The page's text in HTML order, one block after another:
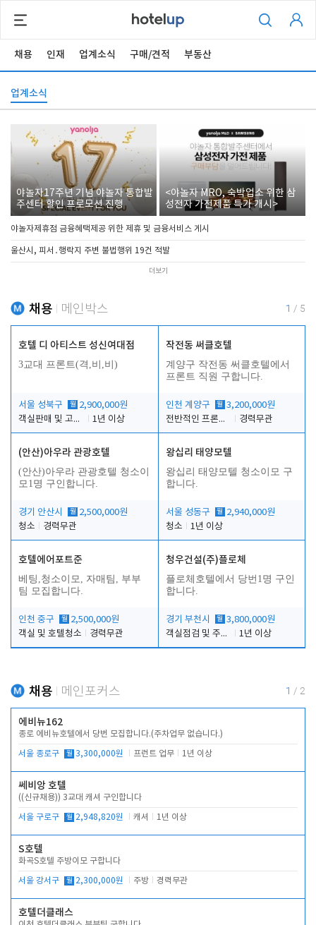
채용 인재 업계소식 구매/견적 부동산
업계소식
야놀자17주년 기념 야놀자 통합발
주센터 할인 프로모션 진행
<야놀자 MRO, 숙박업소 위한 삼
성전자 가전제품 특가 개시>
야놀자제휴점 금융혜택제공 위한 제휴 및 금융서비스 게시
울산시, 피서․행락지 주변 불법행위 19건 적발
더보기
채용 메인박스 1 / 5
호텔 디 아티스트 성신여대점
3교대 프론트(격,비,비)
서울 성북구 월 2,900,000원
객실판매 및 고객응대
1년 이상
작전동 써클호텔
계양구 작전동 써클호텔에서
프론트 직원 구합니다.
인천 계양구 월 3,200,000원
전반적인 프론트 업무
경력무관
(안산)아우라 관광호텔
(안산)아우라 관광호텔 청소이
모1명 구인합니다.
경기 안산시 월 2,500,000원
청소
경력무관
왕십리 태양모텔
왕십리 태양모텔 청소이모 구
합니다.
서울 성동구 월 2,940,000원
청소
1년 이상
호텔에어포트준
베팅,청소이모, 자매팀, 부부
팀 모집합니다.
인천 중구 월 2,500,000원
객실 및 호텔청소
경력무관
청우건설(주)플로체
플로체호텔에서 당번1명 구인
합니다.
경기 부천시 월 3,800,000원
객실점검 및 주차관리
1년 이상
채용 메인포커스 1 / 2
에비뉴162
종로 에비뉴호텔에서 당번 모집합니다.(주차업무 없습니다.)
서울 종로구 월 3,300,000원 프런트 업무 1년 이상
쎄비앙 호텔
((신규채용)) 3교대 캐셔 구인합니다
서울 구로구 월 2,948,820원 캐셔 1년 이상
S호텔
화곡S호텔 주방이모 구합니다
서울 강서구 월 2,300,000원 주방 경력무관
호텔더클래스